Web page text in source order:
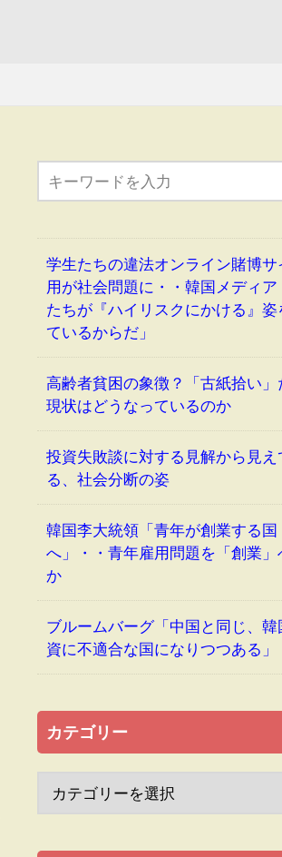
学生たちの違法オンライン賭博サ
用が社会問題に・・韓国メディア
たちが『ハイリスクにかける』姿
ているからだ」
高齢者貧困の象徴？「古紙拾い」
現状はどうなっているのか
投資失敗談に対する見解から見え
る、社会分断の姿
韓国李大統領「青年が創業する国
へ」・・青年雇用問題を「創業」
か
ブルームバーグ「中国と同じ、韓
資に不適合な国になりつつある」
カテゴリー